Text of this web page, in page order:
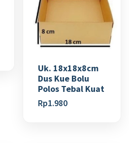
Uk. 18x18x8cm
Dus Kue Bolu
Polos Tebal Kuat
Rp1.980